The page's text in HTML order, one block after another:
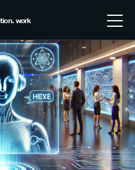
work